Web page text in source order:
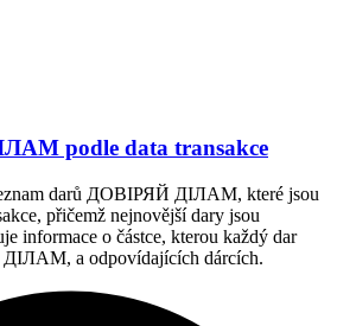
podle data transakce
darů ДОВІРЯЙ ДІЛАМ, které jsou
přičemž nejnovější dary jsou
informace o částce, kterou každý dar
a odpovídajících dárcích.